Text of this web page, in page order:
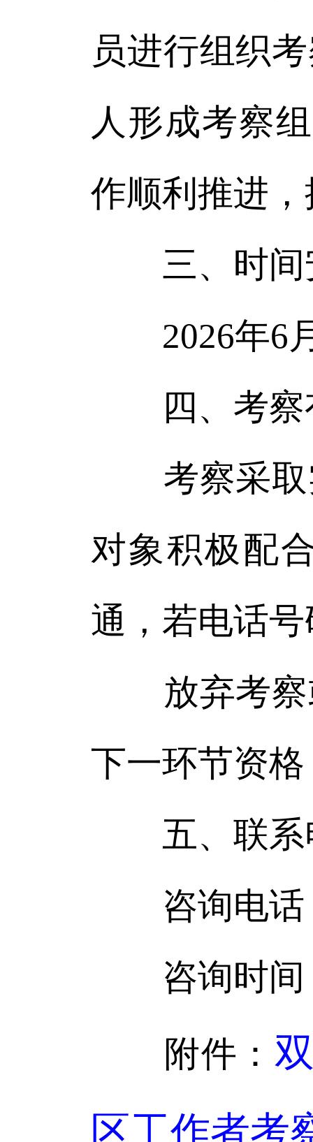
员进行组织
人形成考察
作顺利推进
三、时
2026年6月
四、考
考察采取
对象积极配
通，若电话
放弃考察
下一环节资
五、联
咨询电话
咨询时间：
附件：
区工作者考